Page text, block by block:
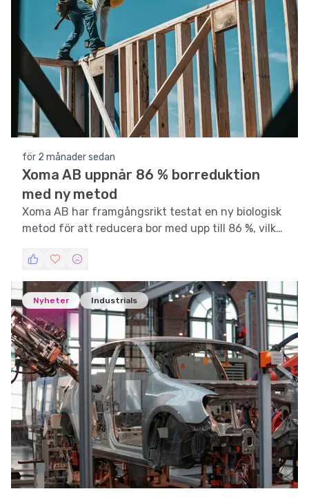
för 2 månader sedan
Xoma AB uppnår 86 % borreduktion
med ny metod
Xoma AB har framgångsrikt testat en ny biologisk
metod för att reducera bor med upp till 86 %, vilket
vattenrening.
Nyheter Industrials